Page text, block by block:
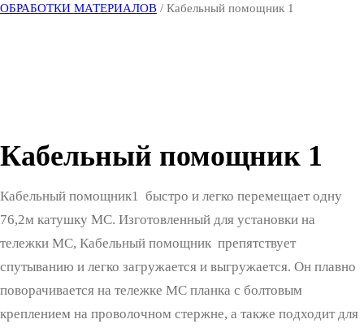
ОБРАБОТКИ МАТЕРИАЛОВ / Кабельный помощник 1
Кабельный помощник 1
Кабельный помощник1 быстро и легко перемещает одну
76,2м катушку MC. Изготовленный для установки на
тележки MC, Кабельный помощник препятствует
спутыванию и легко загружается и выгружается. Он плавно
поворачивается на тележке MC планка с болтовым
креплением на проволочном стержне, а также подходит для